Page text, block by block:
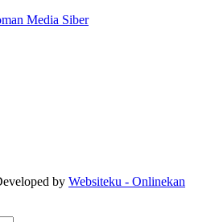
Media Siber
by Websiteku - Onlinekan